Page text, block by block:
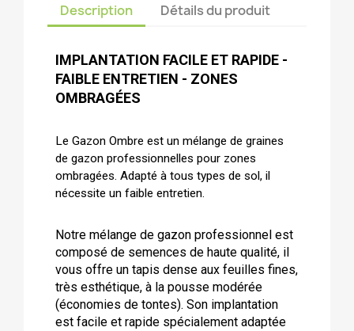
Description Détails du produit
IMPLANTATION FACILE ET RAPIDE -
FAIBLE ENTRETIEN - ZONES
OMBRAGÉES
Le Gazon Ombre est un mélange de graines
de gazon professionnelles pour zones
ombragées. Adapté à tous types de sol, il
nécessite un faible entretien.
Notre mélange de gazon professionnel est
composé de semences de haute qualité, il
vous offre un tapis dense aux feuilles fines,
très esthétique, à la pousse modérée
(économies de tontes). Son implantation
est facile et rapide spécialement adaptée